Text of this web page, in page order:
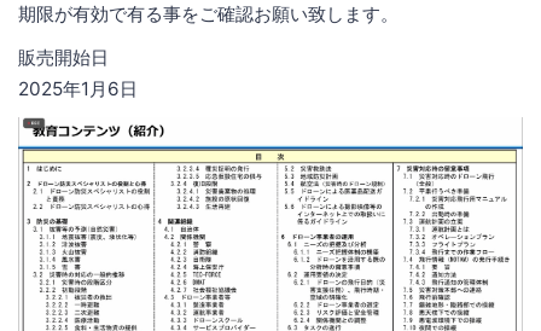
期限が有効で有る事をご確認お願い致します。
販売開始日
2025年1月6日